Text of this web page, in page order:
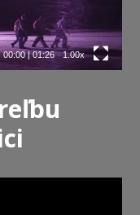
00:00|01:26 1.00x